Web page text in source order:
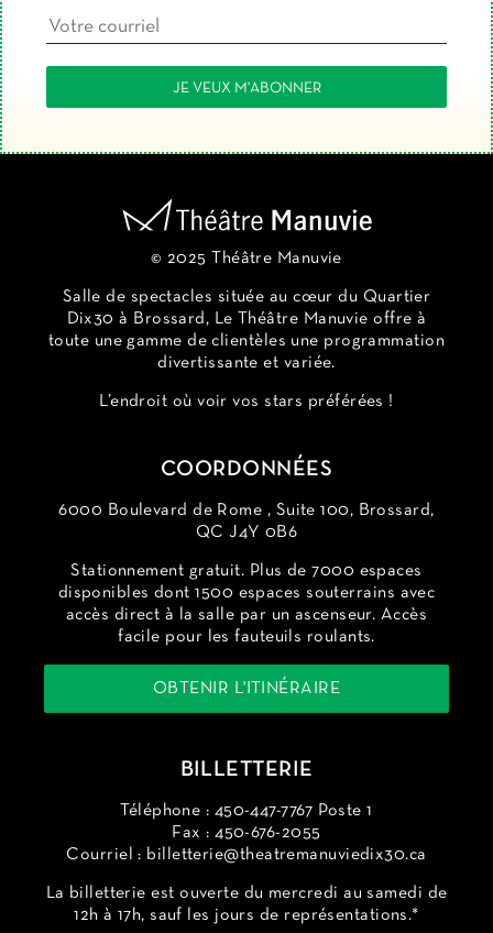
© 2025 Théâtre Manuvie
Salle de spectacles située au cœur du Quartier
Dix30 à Brossard, Le Théâtre Manuvie offre à
toute une gamme de clientèles une programmation
divertissante et variée.
L’endroit où voir vos stars préférées !
COORDONNÉES
6000 Boulevard de Rome , Suite 100, Brossard,
QC J4Y 0B6
Stationnement gratuit. Plus de 7000 espaces
disponibles dont 1500 espaces souterrains avec
accès direct à la salle par un ascenseur. Accès
facile pour les fauteuils roulants.
OBTENIR L'ITINÉRAIRE
BILLETTERIE
Téléphone : 450-447-7767 Poste 1
Fax : 450-676-2055
Courriel : billetterie@theatremanuviedix30.ca
La billetterie est ouverte du mercredi au samedi de
12h à 17h, sauf les jours de représentations.*